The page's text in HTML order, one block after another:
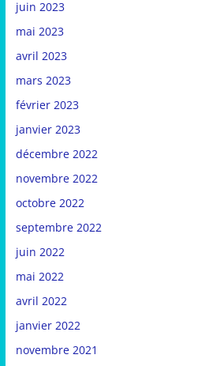
juin 2023
mai 2023
avril 2023
mars 2023
février 2023
janvier 2023
décembre 2022
novembre 2022
octobre 2022
septembre 2022
juin 2022
mai 2022
avril 2022
janvier 2022
novembre 2021